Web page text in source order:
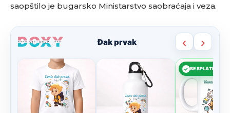
saopštilo je bugarsko Ministarstvo saobraćaja i veza.